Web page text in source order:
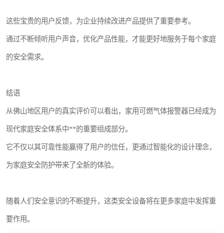
这些宝贵的用户反馈，为企业持续改进产品提供了重要参考。
通过不断倾听用户声音，优化产品性能，才能更好地服务于每个家庭
的安全需求。
结语
从佛山地区用户的真实评价可以看出，家用可燃气体报警器已经成为
现代家庭安全体系中**的重要组成部分。
它不仅以其可靠性能赢得了用户的信任，更通过智能化的设计理念，
为家庭安全防护带来了全新的体验。
随着人们安全意识的不断提升，这类安全设备将在更多家庭中发挥重
要作用。